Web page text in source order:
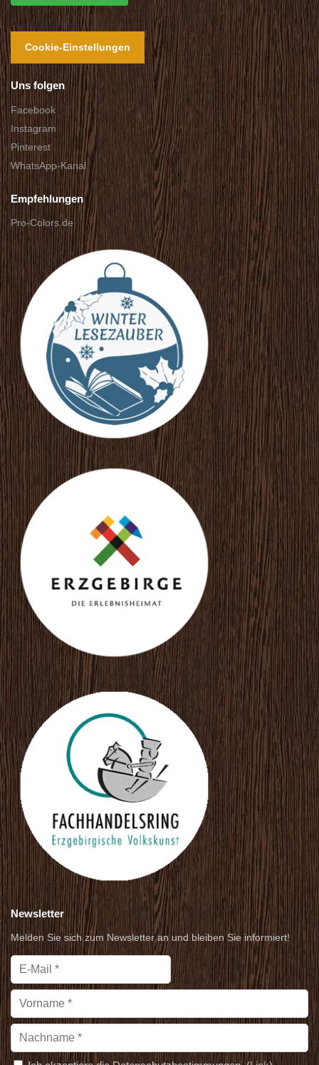
Cookie-Einstellungen
Uns folgen
Facebook
Instagram
Pinterest
WhatsApp-Kanal
Empfehlungen
Pro-Colors.de
Newsletter
Melden Sie sich zum Newsletter an und bleiben Sie informiert!